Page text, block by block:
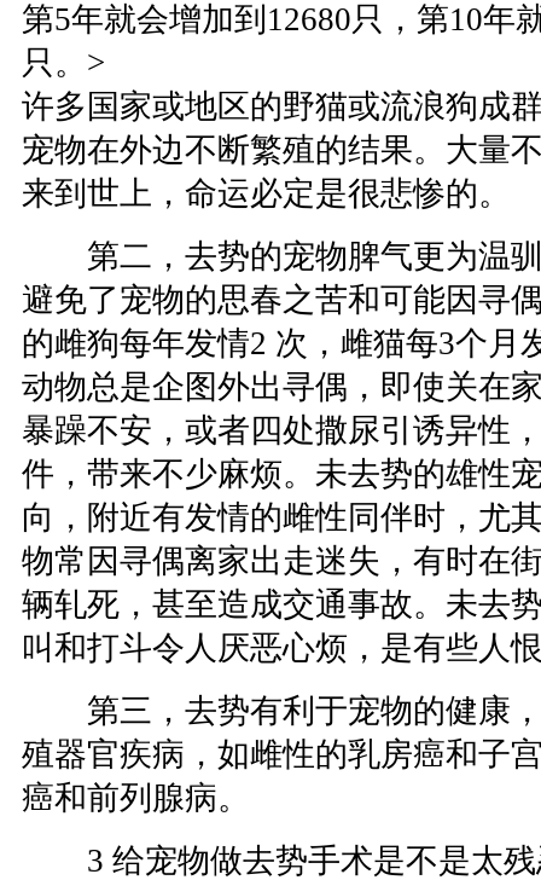
第5年就会增加到12680只，第10年
只。>
许多国家或地区的野猫或流浪狗成
宠物在外边不断繁殖的结果。大量
来到世上，命运必定是很悲惨的。
第二，去势的宠物脾气更为温驯
避免了宠物的思春之苦和可能因寻
的雌狗每年发情2 次，雌猫每3个月
动物总是企图外出寻偶，即使关在
暴躁不安，或者四处撒尿引诱异性
件，带来不少麻烦。未去势的雄性
向，附近有发情的雌性同伴时，尤
物常因寻偶离家出走迷失，有时在
辆轧死，甚至造成交通事故。未去
叫和打斗令人厌恶心烦，是有些人
第三，去势有利于宠物的健康，
殖器官疾病，如雌性的乳房癌和子
癌和前列腺病。
3 给宠物做去势手术是不是太残